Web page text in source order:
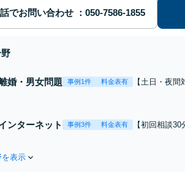
でお問い合わせ
婚・男女問題 事例1件 料金表有
【土日・夜
金額アップ
ンターネット 事例3件 料金表有
【初回相談
を表示